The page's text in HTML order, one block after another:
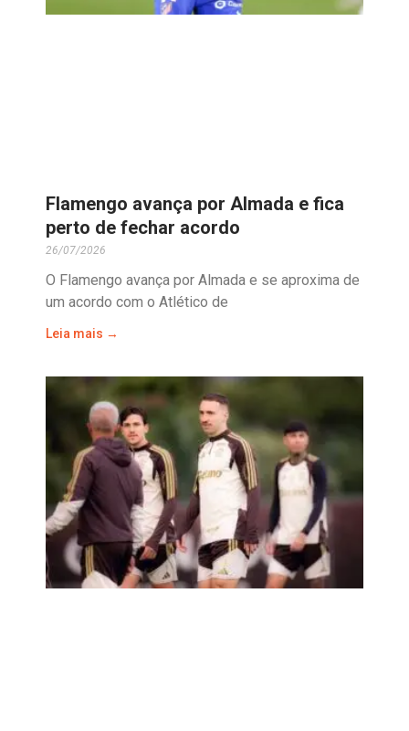
Flamengo avança por Almada e fica
perto de fechar acordo
26/07/2026
O Flamengo avança por Almada e se aproxima de
um acordo com o Atlético de
Leia mais →